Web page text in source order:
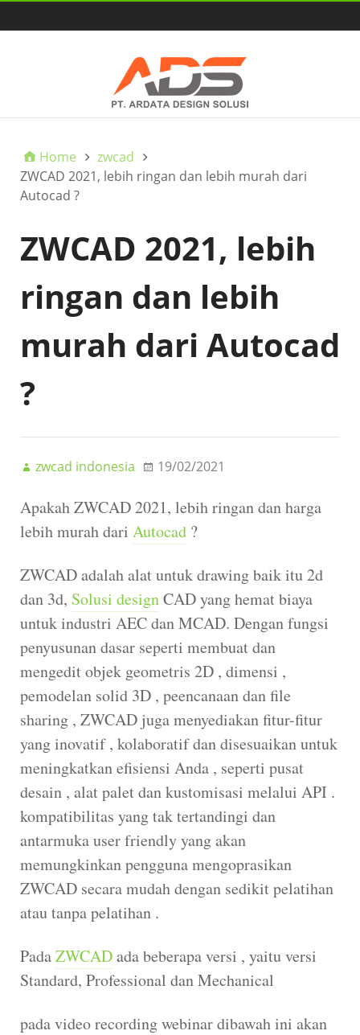
Home
zwcad
ZWCAD 2021, lebih ringan dan lebih murah dari
Autocad ?
ZWCAD 2021, lebih
ringan dan lebih
murah dari Autocad
?
zwcad indonesia 19/02/2021
Apakah ZWCAD 2021, lebih ringan dan harga
lebih murah dari Autocad ?
ZWCAD adalah alat untuk drawing baik itu 2d
dan 3d, Solusi designCAD yang hemat biaya
untuk industri AEC dan MCAD. Dengan fungsi
penyusunan dasar seperti membuat dan
mengedit objek geometris 2D , dimensi ,
pemodelan solid 3D , peencanaan dan file
sharing , ZWCAD juga menyediakan fitur-fitur
yang inovatif , kolaboratif dan disesuaikan untuk
meningkatkan efisiensi Anda , seperti pusat
desain , alat palet dan kustomisasi melalui API .
kompatibilitas yang tak tertandingi dan
antarmuka user friendly yang akan
memungkinkan pengguna mengoprasikan
ZWCAD secara mudah dengan sedikit pelatihan
atau tanpa pelatihan .
PadaZWCADada beberapa versi , yaitu versi
Standard, Professional dan Mechanical
pada video recording webinar dibawah ini akan